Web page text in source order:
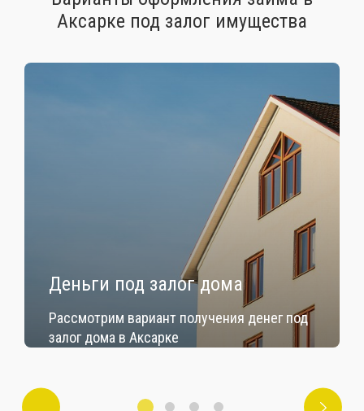
Аксарке под залог имущества
Деньги под залог дома
Рассмотрим вариант получения денег под
залог дома в Аксарке